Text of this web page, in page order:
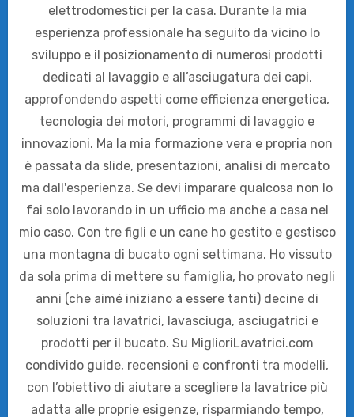
elettrodomestici per la casa. Durante la mia
esperienza professionale ha seguito da vicino lo
sviluppo e il posizionamento di numerosi prodotti
dedicati al lavaggio e all’asciugatura dei capi,
approfondendo aspetti come efficienza energetica,
tecnologia dei motori, programmi di lavaggio e
innovazioni. Ma la mia formazione vera e propria non
è passata da slide, presentazioni, analisi di mercato
ma dall'esperienza. Se devi imparare qualcosa non lo
fai solo lavorando in un ufficio ma anche a casa nel
mio caso. Con tre figli e un cane ho gestito e gestisco
una montagna di bucato ogni settimana. Ho vissuto
da sola prima di mettere su famiglia, ho provato negli
anni (che aimé iniziano a essere tanti) decine di
soluzioni tra lavatrici, lavasciuga, asciugatrici e
prodotti per il bucato. Su MiglioriLavatrici.com
condivido guide, recensioni e confronti tra modelli,
con l’obiettivo di aiutare a scegliere la lavatrice più
adatta alle proprie esigenze, risparmiando tempo,